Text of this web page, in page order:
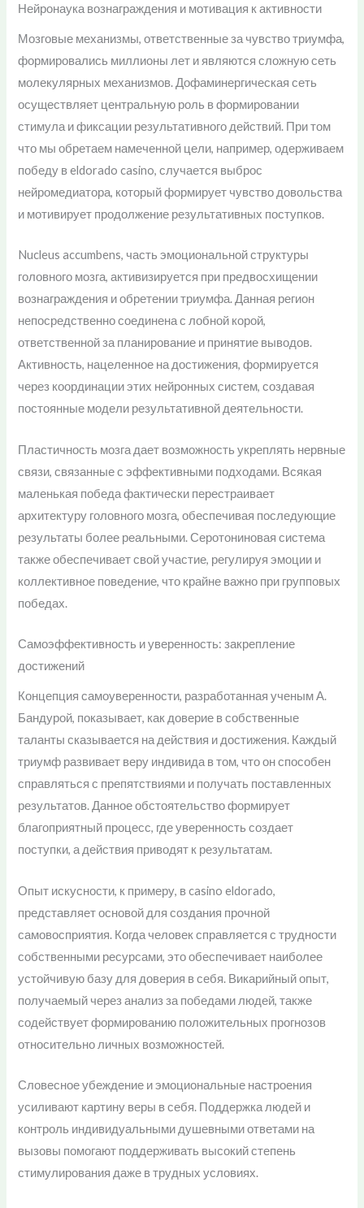
Нейронаука вознаграждения и мотивация к активности
Мозговые механизмы, ответственные за чувство триумфа,
формировались миллионы лет и являются сложную сеть
молекулярных механизмов. Дофаминергическая сеть
осуществляет центральную роль в формировании
стимула и фиксации результативного действий. При том
что мы обретаем намеченной цели, например, одерживаем
победу в eldorado casino, случается выброс
нейромедиатора, который формирует чувство довольства
и мотивирует продолжение результативных поступков.
Nucleus accumbens, часть эмоциональной структуры
головного мозга, активизируется при предвосхищении
вознаграждения и обретении триумфа. Данная регион
непосредственно соединена с лобной корой,
ответственной за планирование и принятие выводов.
Активность, нацеленное на достижения, формируется
через координации этих нейронных систем, создавая
постоянные модели результативной деятельности.
Пластичность мозга дает возможность укреплять нервные
связи, связанные с эффективными подходами. Всякая
маленькая победа фактически перестраивает
архитектуру головного мозга, обеспечивая последующие
результаты более реальными. Серотониновая система
также обеспечивает свой участие, регулируя эмоции и
коллективное поведение, что крайне важно при групповых
победах.
Самоэффективность и уверенность: закрепление
достижений
Концепция самоуверенности, разработанная ученым А.
Бандурой, показывает, как доверие в собственные
таланты сказывается на действия и достижения. Каждый
триумф развивает веру индивида в том, что он способен
справляться с препятствиями и получать поставленных
результатов. Данное обстоятельство формирует
благоприятный процесс, где уверенность создает
поступки, а действия приводят к результатам.
Опыт искусности, к примеру, в casino eldorado,
представляет основой для создания прочной
самовосприятия. Когда человек справляется с трудности
собственными ресурсами, это обеспечивает наиболее
устойчивую базу для доверия в себя. Викарийный опыт,
получаемый через анализ за победами людей, также
содействует формированию положительных прогнозов
относительно личных возможностей.
Словесное убеждение и эмоциональные настроения
усиливают картину веры в себя. Поддержка людей и
контроль индивидуальными душевными ответами на
вызовы помогают поддерживать высокий степень
стимулирования даже в трудных условиях.